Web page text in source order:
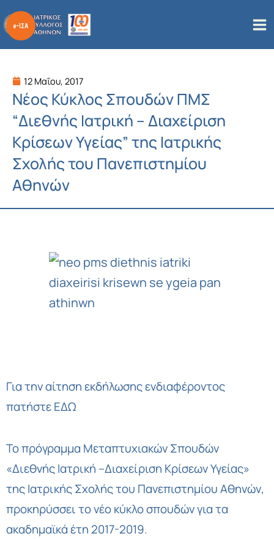
στο
περιεχόμενο
12 Μαΐου, 2017
Νέος Κύκλος Σπουδών ΠΜΣ
“Διεθνής Ιατρική – Διαχείριση
Κρίσεων Υγείας”‏ της Ιατρικής
Σχολής του Πανεπιστημίου
Αθηνών
Για την αίτηση εκδήλωσης ενδιαφέροντος
πατήστε ΕΔΩ
Το πρόγραμμα Μεταπτυχιακών Σπουδών
«Διεθνής Ιατρική –Διαχείριση Κρίσεων Υγείας»
της Ιατρικής Σχολής του Πανεπιστημίου Αθηνών,
προκηρύσσει το νέο κύκλο σπουδών για τα
ακαδημαϊκά έτη 2017-2019.